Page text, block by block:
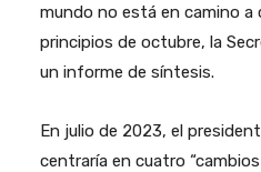
mundo no está en camino a
principios de octubre, la
un informe de síntesis.
En julio de 2023, el
centraría en cuatro